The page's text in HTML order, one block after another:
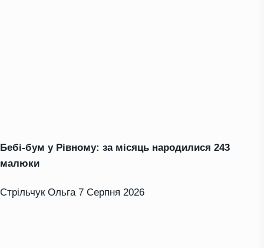
Бебі-бум у Рівному: за місяць народилися 243
малюки
Стрільчук Ольга 7 Серпня 2026